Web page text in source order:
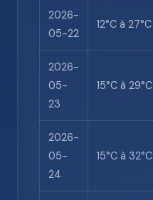
2026-
05-22
12°C à 27°C
2026-
05-
23
15°C à 29°C
2026-
05-
24
15°C à 32°C